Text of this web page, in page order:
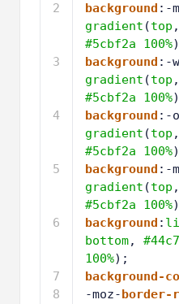
2
3
4
5
6
7
8
background :-
gradient (top ,
#5cbf2a
100%
background :-
gradient (top ,
#5cbf2a
100%
background :-
gradient (top ,
#5cbf2a
100%
background :-
gradient (top ,
#5cbf2a
100%
background :
bottom,
100%);
background-
-moz- border-